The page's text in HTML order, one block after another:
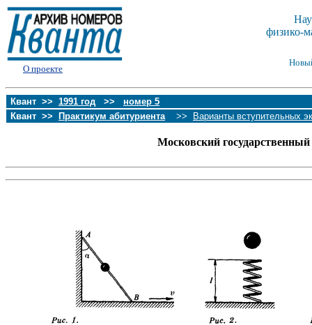
О проекте
физико-
Квант >> 1991 год >> номер 5
Квант >>
Практикум абитуриента >> Варианты вступительных
Московский